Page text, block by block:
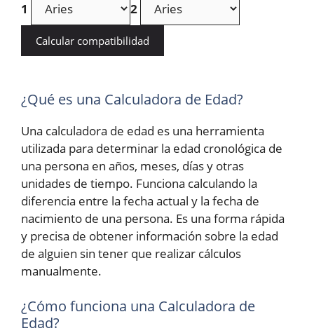
1 2
Calcular compatibilidad
¿Qué es una Calculadora de Edad?
Una calculadora de edad es una herramienta
utilizada para determinar la edad cronológica de
una persona en años, meses, días y otras
unidades de tiempo. Funciona calculando la
diferencia entre la fecha actual y la fecha de
nacimiento de una persona. Es una forma rápida
y precisa de obtener información sobre la edad
de alguien sin tener que realizar cálculos
manualmente.
¿Cómo funciona una Calculadora de
Edad?